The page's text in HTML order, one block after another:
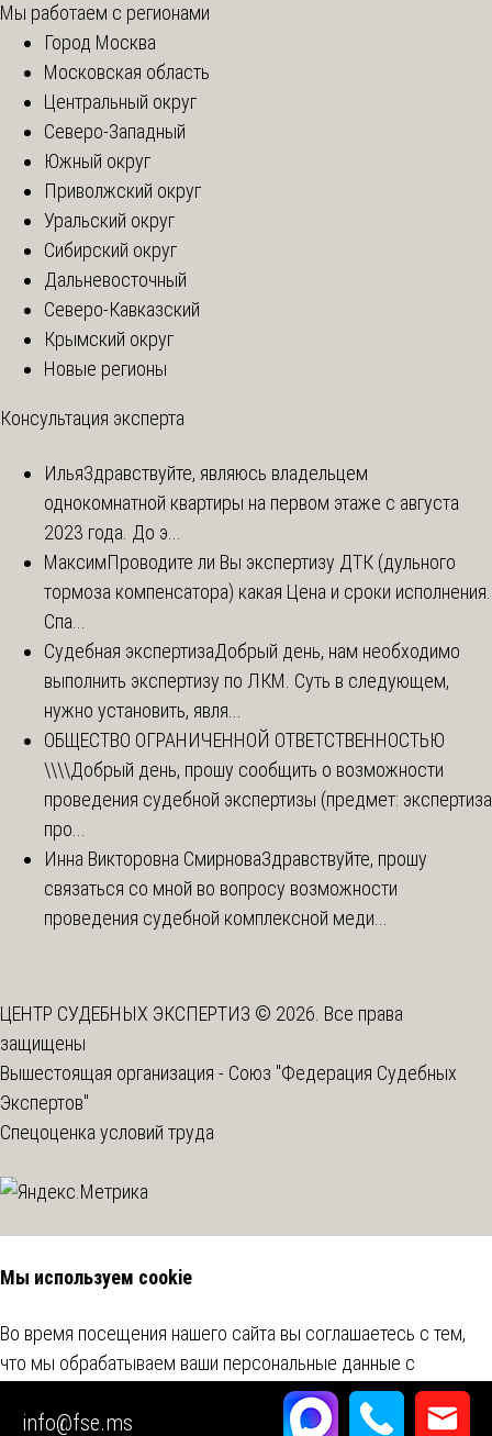
Мы работаем с регионами
Город Москва
Московская область
Центральный округ
Северо-Западный
Южный округ
Приволжский округ
Уральский округ
Сибирский округ
Дальневосточный
Северо-Кавказский
Крымский округ
Новые регионы
Консультация эксперта
ИльяЗдравствуйте, являюсь владельцем
однокомнатной квартиры на первом этаже с августа
2023 года. До э...
МаксимПроводите ли Вы экспертизу ДТК (дульного
тормоза компенсатора) какая Цена и сроки исполнения.
Спа...
Судебная экспертизаДобрый день, нам необходимо
выполнить экспертизу по ЛКМ. Суть в следующем,
нужно установить, явля...
ОБЩЕСТВО ОГРАНИЧЕННОЙ ОТВЕТСТВЕННОСТЬЮ
\\\\Добрый день, прошу сообщить о возможности
проведения судебной экспертизы (предмет: экспертиза
про...
Инна Викторовна СмирноваЗдравствуйте, прошу
связаться со мной во вопросу возможности
проведения судебной комплексной меди...
ЦЕНТР СУДЕБНЫХ ЭКСПЕРТИЗ © 2026. Все права
защищены
Вышестоящая организация - Союз "Федерация Судебных
Экспертов"
Спецоценка условий труда
info@fse.ms
Мы используем cookie
Во время посещения нашего сайта вы соглашаетесь с тем,
что мы обрабатываем ваши персональные данные с
использованием метрических программ.Подробнее